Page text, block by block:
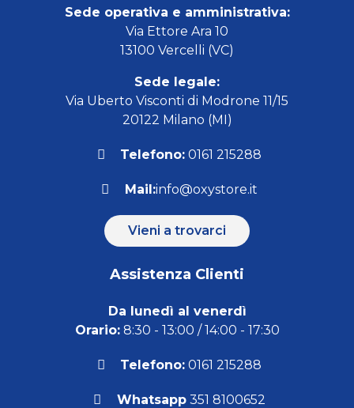
Sede operativa e amministrativa:
Via Ettore Ara 10
13100 Vercelli (VC)
Sede legale:
Via Uberto Visconti di Modrone 11/15
20122 Milano (MI)
Telefono: 0161 215288
Mail:info@oxystore.it
Vieni a trovarci
Assistenza Clienti
Da lunedì al venerdì
Orario:8:30 - 13:00 / 14:00 - 17:30
Telefono: 0161 215288
Whatsapp351 8100652